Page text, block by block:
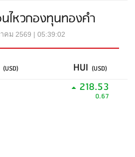
ไหวกองทุนทองคำ
คม 2569 | 05:39:02
(USD) HUI (USD)
218.53
0.67